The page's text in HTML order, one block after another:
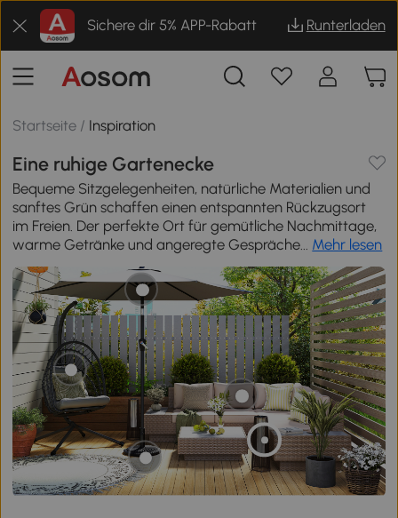
Sichere dir 5% APP-Rabatt Runterladen
Startseite / Inspiration
Eine ruhige Gartenecke
Bequeme Sitzgelegenheiten, natürliche Materialien und
sanftes Grün schaffen einen entspannten Rückzugsort
im Freien. Der perfekte Ort für gemütliche Nachmittage,
warme Getränke und angeregte Gespräche...
Mehr lesen